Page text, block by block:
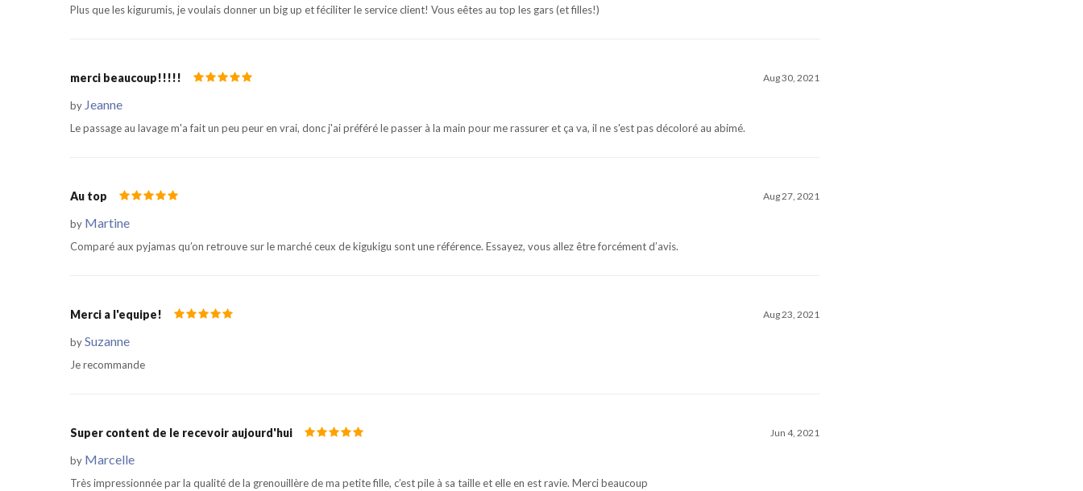
Plus que les kigurumis, je voulais donner un big up et féciliter le service client! Vous eêtes au top les gars (et filles!)
merci beaucoup!!!!! Aug 30, 2021
by Jeanne
Le passage au lavage m'a fait un peu peur en vrai, donc j'ai préféré le passer à la main pour me rassurer et ça va, il ne s'est pas décoloré au abimé.
Au top Aug 27, 2021
by Martine
Comparé aux pyjamas qu’on retrouve sur le marché ceux de kigukigu sont une référence. Essayez, vous allez être forcément d’avis.
Merci a l'equipe! Aug 23, 2021
bySuzanne
Je recommande
Super content de le recevoir aujourd'hui Jun 4, 2021
by Marcelle
Très impressionnée par la qualité de la grenouillère de ma petite fille, c’est pile à sa taille et elle en est ravie. Merci beaucoup